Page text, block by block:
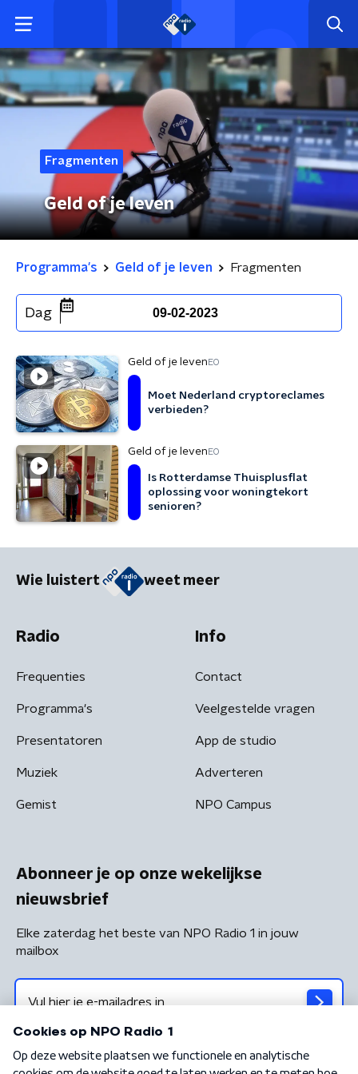
Fragmenten
Geld of je leven
Programma's Geld of je leven Fragmenten
Dag 09-02-2023
Geld of je leven EO
Moet Nederland cryptoreclames
verbieden?
Geld of je leven EO
Is Rotterdamse Thuisplusflat
oplossing voor woningtekort
senioren?
Wie luistert weet meer
Radio
Frequenties
Programma's
Presentatoren
Muziek
Gemist
Info
Contact
Veelgestelde vragen
App de studio
Adverteren
NPO Campus
Abonneer je op onze wekelijkse
nieuwsbrief
Elke zaterdag het beste van NPO Radio 1 in jouw
mailbox